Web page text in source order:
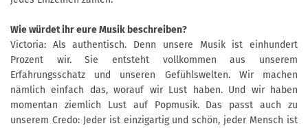
Wie würdet ihr eure Musik beschreiben?
Victoria: Als authentisch. Denn unsere Musik ist einhundert
Prozent wir. Sie entsteht vollkommen aus unserem
Erfahrungsschatz und unseren Gefühlswelten. Wir machen
nämlich einfach das, worauf wir Lust haben. Und wir haben
momentan ziemlich Lust auf Popmusik. Das passt auch zu
unserem Credo: Jeder ist einzigartig und schön, jeder Mensch ist